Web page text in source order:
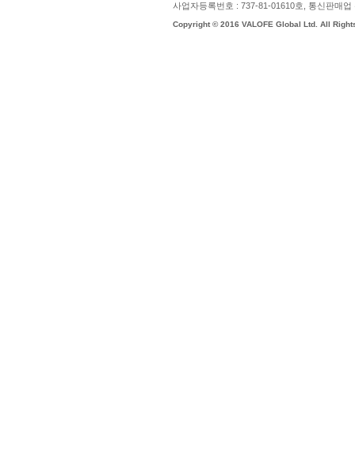
사업자등록번호 : 737-81-01610호, 통신판매
Copyright © 2016 VALOFE Global Ltd. All